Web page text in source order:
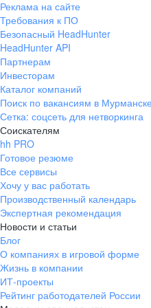
Честная стабильная
система премий.
и увеличивать свой доход
Поддержка на
Наставник для новичков.
Оплачиваемые медкнижки,
медкомиссии и
в получении профессии
Бесплатное
В основе работы —
пользовательский
Средний возраст
сотрудников — 32
Ключевые
Возможность
Мы создаем атмосферу,
развиваться
Признаем достижения
их оцениваем —Более
внутри компании
Тренинги, подкасты,
Команда
Digital-проект
до Хабаровска
Прозрачная
премирования
Развиваем
20% Сотрудников
выросли внутри
Реклама на сайте
Требования к ПО
Безопасный HeadHunter
HeadHunter API
Партнерам
Инвесторам
Каталог компаний
Поиск по вакансиям в Мурманске
Сетка: соцсеть для нетворкинга
Соискателям
hh PRO
Готовое резюме
Все сервисы
Хочу у вас работать
Производственный календарь
Экспертная рекомендация
Новости и статьи
Блог
О компаниях в игровой форме
Жизнь в компании
ИТ-проекты
Рейтинг работодателей России